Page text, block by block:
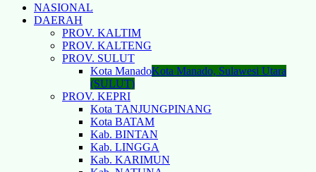
NASIONAL
DAERAH
PROV. KALTIM
PROV. KALTENG
PROV. SULUT
Kota ManadoKota Manado, Sulawesi Utara
(SULUT)
PROV. KEPRI
Kota TANJUNGPINANG
Kota BATAM
Kab. BINTAN
Kab. LINGGA
Kab. KARIMUN